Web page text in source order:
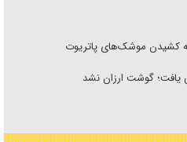
ته کشیدن موشک‌های پاتریوت